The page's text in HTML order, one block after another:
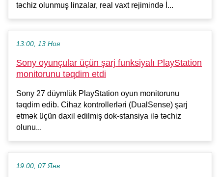
təchiz olunmuş linzalar, real vaxt rejimində İ...
13:00, 13 Ноя
Sony oyunçular üçün şarj funksiyalı PlayStation
monitorunu təqdim etdi
Sony 27 düymlük PlayStation oyun monitorunu
təqdim edib. Cihaz kontrollerləri (DualSense) şarj
etmək üçün daxil edilmiş dok-stansiya ilə təchiz
olunu...
19:00, 07 Янв